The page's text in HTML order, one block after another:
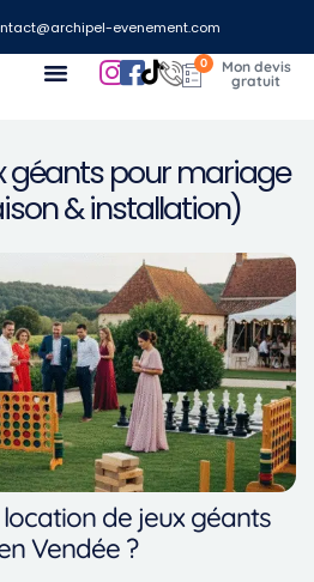
evenement.com
0
géants pour mariage
& installation)
de jeux géants
Vendée ?